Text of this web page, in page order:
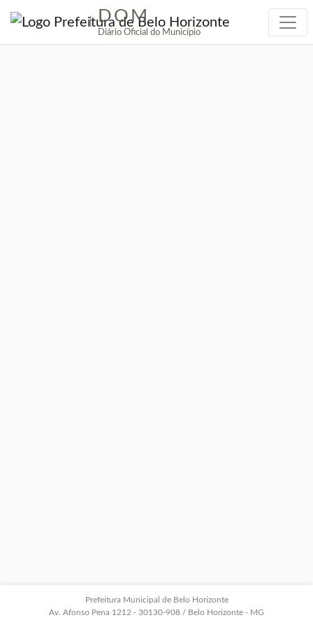
| DOM
Diário Oficial do Município
Prefeitura Municipal de Belo Horizonte
Av. Afonso Pena 1212 - 30130-908 / Belo Horizonte - MG